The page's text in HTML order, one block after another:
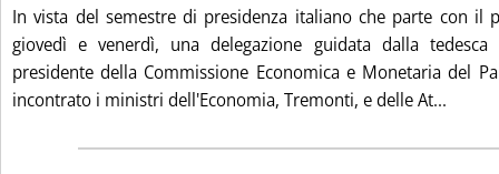
In vista del semestre di presidenza italiano che parte con il
giovedì e venerdì, una delegazione guidata dalla tedesca
presidente della Commissione Economica e Monetaria del
incontrato i ministri dell'Economia, Tremonti, e delle At...